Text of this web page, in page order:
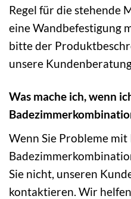
Regel für die stehende
eine Wandbefestigung
bitte der
unsere
Was mache ich, wenn
Wenn Sie Probleme
Sie nicht, unseren
kontaktieren. Wir